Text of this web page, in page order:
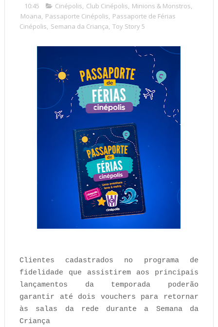
10:45 Cinépolis, Club Cinépolis, Minions & Monstros,
Moana, Passaporte Cinépolis, Passaporte de Férias
Cinépolis, Semana da Criança, Toy Story 5
Clientes cadastrados no programa de
fidelidade que assistirem aos principais
lançamentos da temporada poderão
garantir até dois vouchers para retornar
às salas da rede durante a Semana da
Criança